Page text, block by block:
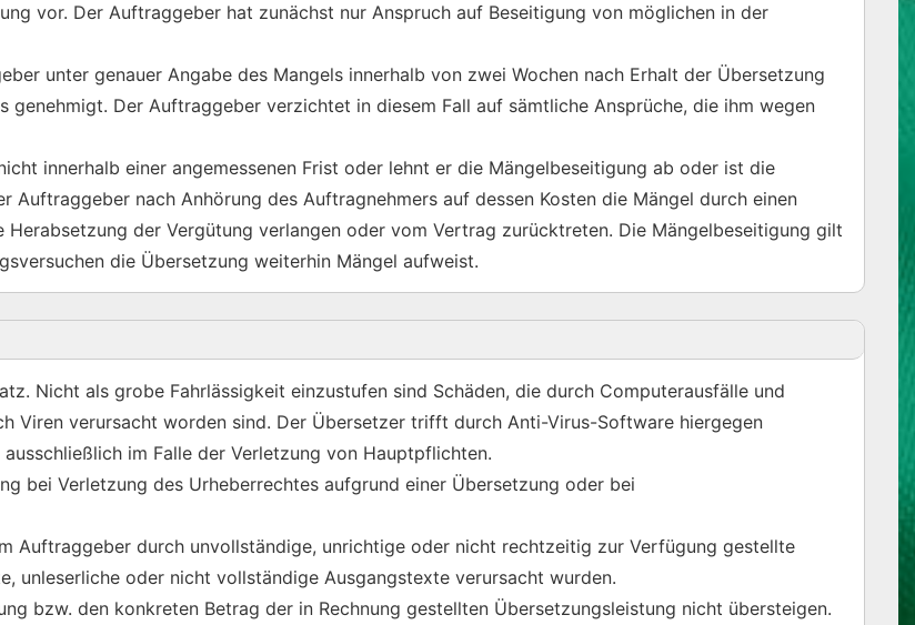
vor. Der Auftraggeber hat zunächst nur Anspruch auf Beseitigung von möglichen in der
unter genauer Angabe des Mangels innerhalb von zwei Wochen nach Erhalt der Übersetzung
Der Auftraggeber verzichtet in diesem Fall auf sämtliche Ansprüche, die ihm wegen
innerhalb einer angemessenen Frist oder lehnt er die Mängelbeseitigung ab oder ist die
Auftraggeber nach Anhörung des Auftragnehmers auf dessen Kosten die Mängel durch einen
der Vergütung verlangen oder vom Vertrag zurücktreten. Die Mängelbeseitigung gilt
die Übersetzung weiterhin Mängel aufweist.
Nicht als grobe Fahrlässigkeit einzustufen sind Schäden, die durch Computerausfälle und
Viren verursacht worden sind. Der Übersetzer trifft durch Anti-Virus-Software hiergegen
im Falle der Verletzung von Hauptpflichten.
bei Verletzung des Urheberrechtes aufgrund einer Übersetzung oder bei
Auftraggeber durch unvollständige, unrichtige oder nicht rechtzeitig zur Verfügung gestellte
unleserliche oder nicht vollständige Ausgangstexte verursacht wurden.
bzw. den konkreten Betrag der in Rechnung gestellten Übersetzungsleistung nicht übersteigen.